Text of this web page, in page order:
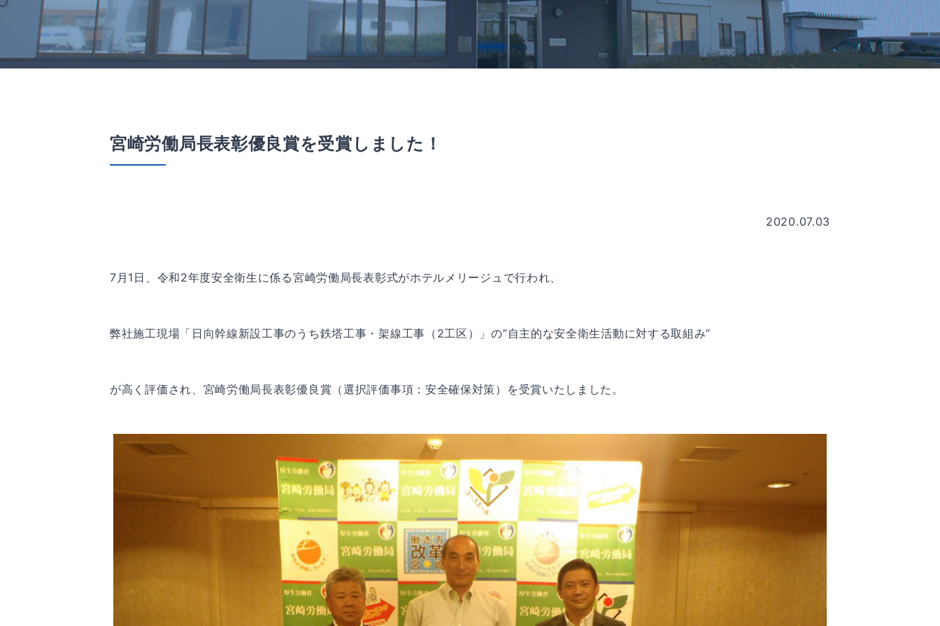
宮崎労働局長表彰優良賞を受賞しました！
2020.07.03
7月1日、令和2年度安全衛生に係る宮崎労働局長表彰式がホテルメリージュで行われ、
弊社施工現場「日向幹線新設工事のうち鉄塔工事・架線工事（2工区）」の”自主的な安全衛生活動に対する取組み”
が高く評価され、宮崎労働局長表彰優良賞（選択評価事項：安全確保対策）を受賞いたしました。